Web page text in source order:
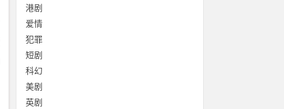
港剧
爱情
犯罪
短剧
科幻
美剧
英剧